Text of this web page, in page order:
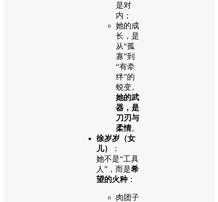
是对
内；
她的成
长，是
从“孤
寡”到
“有牵
绊”的
蜕变。
她的武
器，是
刀刃与
柔情。
徐岁岁（女
儿）
：
她不是“工具
人”，而是希
望的火种 ：
肉团子